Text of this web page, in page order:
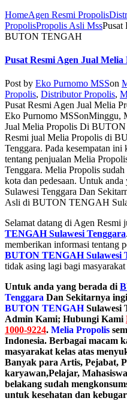
HomeAgen Resmi Propolis
PropolisPropolis Asli MssPusat
BUTON TENGAH
Pusat Resmi Agen Jual
Post by Eko Purnomo MSSon
Propolis, Distributor Propolis,
Pusat Resmi Agen Jual Melia
Eko Purnomo MSSonMinggu,
Jual Melia Propolis Di
Resmi jual Melia Propolis di
Tenggara. Pada kesempatan
tentang penjualan Melia
Tenggara. Melia Propolis
kota dan pedesaan. Untuk
Sulawesi Tenggara Dan
Asli di BUTON TENGAH
Selamat datang di Agen Resmi
TENGAH Sulawesi Tenggara
memberikan informasi tentang
BUTON TENGAH Sulawesi
tidak asing lagi bagi masyarakat
Untuk anda yang berada di
Tenggara Dan Sekitarnya
BUTON TENGAHSulawesi
Admin Kami; Hubungi Kami
1000-9224. Melia Propolis
Indonesia. Berbagai macam
masyarakat kelas atas
Banyak para Artis, Pejabat,
karyawan,Pelajar,
belakang sudah
untuk kesehatan dan